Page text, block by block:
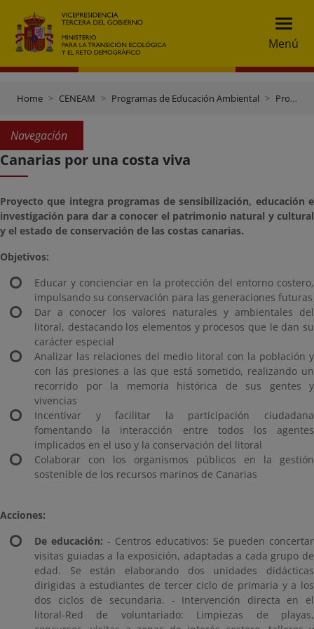
Menú
Home CENEAM Programas de Educación Ambiental Programas doutras entidades
Navegación
Canarias por una costa viva
Proyecto que integra programas de sensibilización, educación e
investigación para dar a conocer el patrimonio natural y cultural
y el estado de conservación de las costas canarias.
Objetivos:
Educar y concienciar en la protección del entorno costero,
impulsando su conservación para las generaciones futuras
Dar a conocer los valores naturales y ambientales del
litoral, destacando los elementos y procesos que le dan su
carácter especial
Analizar las relaciones del medio litoral con la población y
con las presiones a las que está sometido, realizando un
recorrido por la memoria histórica de sus gentes y
vivencias
Incentivar y facilitar la participación ciudadana
fomentando la interacción entre todos los agentes
implicados en el uso y la conservación del litoral
Colaborar con los organismos públicos en la gestión
sostenible de los recursos marinos de Canarias
Acciones:
De educación: - Centros educativos: Se pueden concertar
visitas guiadas a la exposición, adaptadas a cada grupo de
edad. Se están elaborando dos unidades didácticas
dirigidas a estudiantes de tercer ciclo de primaria y a los
dos ciclos de secundaria. - Intervención directa en el
litoral-Red de voluntariado: Limpiezas de playas,